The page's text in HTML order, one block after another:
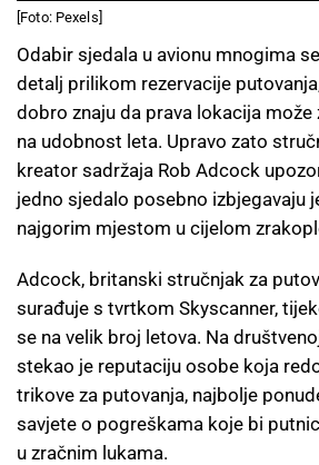
[Foto: Pexels]
Odabir sjedala u avionu mnogima
detalj prilikom rezervacije
dobro znaju da prava lokacija može
na udobnost leta. Upravo zato
kreator sadržaja Rob Adcock
jedno sjedalo posebno izbjegavaju
najgorim mjestom u cijelom
Adcock, britanski stručnjak za
surađuje s tvrtkom Skyscanner,
se na velik broj letova. Na
stekao je reputaciju osobe koja
trikove za putovanja, najbolje
savjete o pogreškama koje bi
u zračnim lukama.